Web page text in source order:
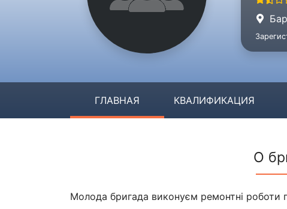
Бар
ГЛАВНАЯ КВАЛИФИКАЦИЯ
О
Молода бригада виконуєм ремонтні роботи